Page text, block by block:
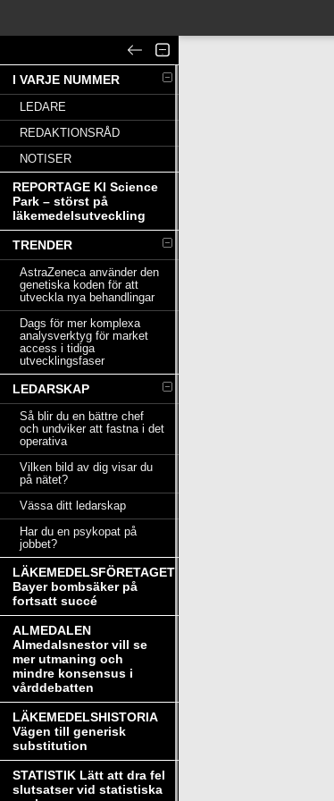
I VARJE NUMMER
LEDARE
REDAKTIONSRÅD
NOTISER
REPORTAGE KI Science
Park – störst på
läkemedelsutveckling
TRENDER
AstraZeneca använder den
genetiska koden för att
utveckla nya behandlingar
Dags för mer komplexa
analysverktyg för market
access i tidiga
utvecklingsfaser
LEDARSKAP
Så blir du en bättre chef
och undviker att fastna i det
operativa
Vilken bild av dig visar du
på nätet?
Vässa ditt ledarskap
Har du en psykopat på
jobbet?
LÄKEMEDELSFÖRETAGET
Bayer bombsäker på
fortsatt succé
ALMEDALEN
Almedalsnestor vill se
mer utmaning och
mindre konsensus i
vårddebatten
LÄKEMEDELSHISTORIA
Vägen till generisk
substitution
STATISTIK Lätt att dra fel
slutsatser vid statistiska